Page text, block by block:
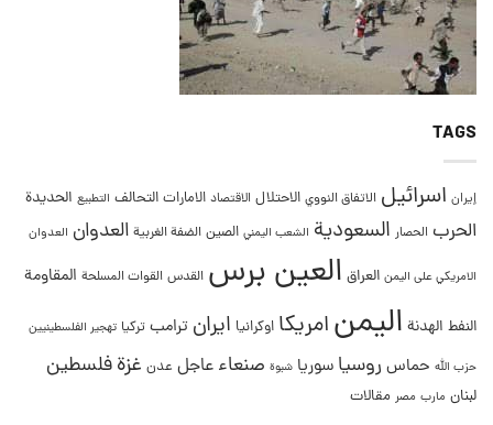
TAGS
إيران اسرائيل الاتفاق النووي الاحتلال الاقتصاد الامارات التحالف التطبيع الحديدة
الحرب الحصار السعودية الشعب اليمني الصين الضفة الغربية العدوان العدوان
الامريكي على اليمن العراق العين برس القدس القوات المسلحة المقاومة
النفط الهدنة اليمنامريكا اوكرانيا ايران ترامب تركيا تهجير الفلسطينيين
حزب الله حماس روسيا سوريا شبوة صنعاء عاجل عدن غزةفلسطين
لبنان مارب مصر مقالات